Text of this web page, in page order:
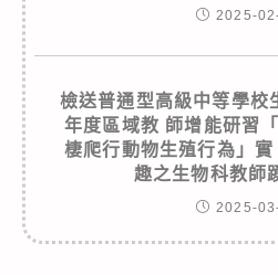
2025-
檢送普通型高級中等學校
年度區域教 師增能研習
棲爬行動物生殖行為」
趣之生物科教師
2025-